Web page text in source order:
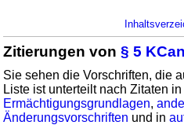
Zitierungen von§ 5
Sie sehen die Vorschriften, die
Liste ist unterteilt nach Zitaten in
Ermächtigungsgrundlagen,
Änderungsvorschriften und in